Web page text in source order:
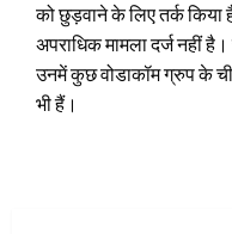
को छुड़वाने के लिए तर्क
अपराधिक मामला दर्ज नहीं
उनमें कुछ वोडाकॉम ग्रुप के
भी हैं।